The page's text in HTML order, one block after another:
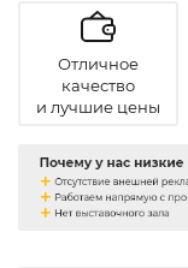
Отличное
качество
и лучшие цены